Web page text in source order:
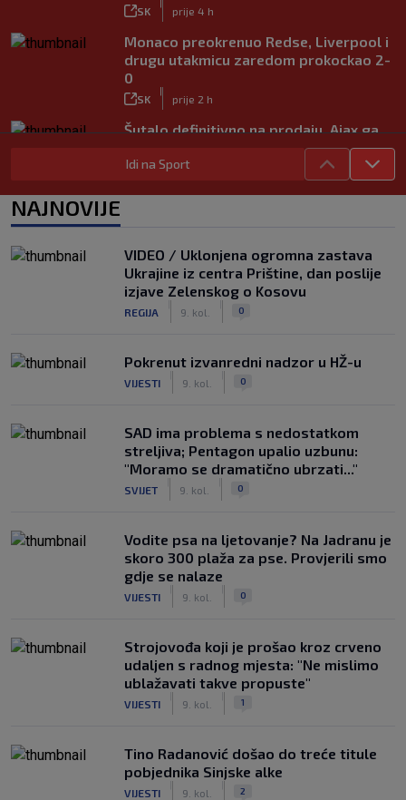
SK prije 4 h
Monaco preokrenuo Redse, Liverpool i
drugu utakmicu zaredom prokockao 2-
0
SK prije 2 h
Šutalo definitivno na prodaju, Ajax ga
SK
|
prije 6 h
Mourinho nakon debija velikog
SK
|
prije 7 h
Rashford je htio ostati u Barceloni, ali
vraća se u United koji će mu ipak dati
novu šansu
Idi na Sport
NAJNOVIJE
VIDEO / Uklonjena ogromna zastava
Ukrajine iz centra Prištine, dan poslije
izjave Zelenskog o Kosovu
REGIJA 9. kol. 0
Pokrenut izvanredni nadzor u HŽ-u
VIJESTI 9. kol. 0
SAD ima problema s nedostatkom
streljiva; Pentagon upalio uzbunu:
"Moramo se dramatično ubrzati..."
SVIJET 9. kol. 0
Vodite psa na ljetovanje? Na Jadranu je
skoro 300 plaža za pse. Provjerili smo
gdje se nalaze
VIJESTI 9. kol. 0
Strojovođa koji je prošao kroz crveno
udaljen s radnog mjesta: "Ne mislimo
ublažavati takve propuste"
VIJESTI 9. kol. 1
Tino Radanović došao do treće titule
pobjednika Sinjske alke
VIJESTI 9. kol. 2